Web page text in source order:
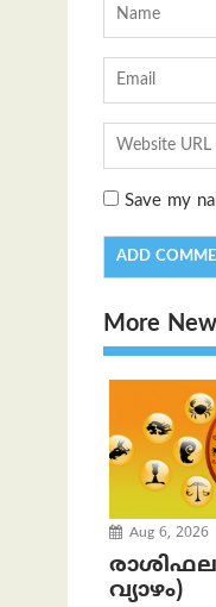
Save my
More
Aug 6, 2026
രാശിഫലം
വ്യാഴം)